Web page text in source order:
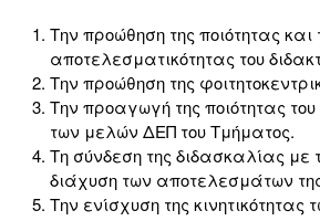
Την προώθηση της ποιότητας και
αποτελεσματικότητας του
Την προώθηση της
Την προαγωγή της ποιότητας
των μελών ΔΕΠ του Τμήματος.
Τη σύνδεση της διδασκαλίας με
διάχυση των αποτελεσμάτων
Την ενίσχυση της κινητικότητας